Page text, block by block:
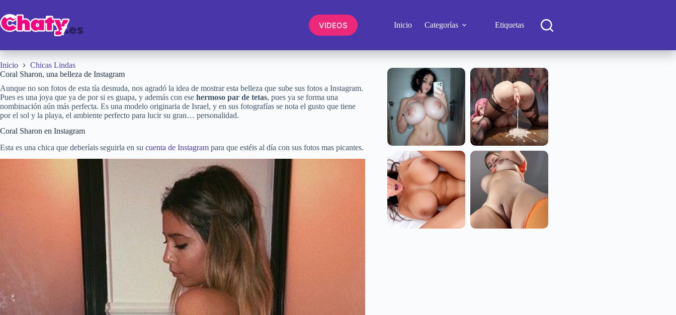
contenido
VIDEOS Inicio Categorías Etiquetas
Inicio
Chicas Lindas
Coral Sharon, una belleza de Instagram
Aunque no son fotos de esta tía desnuda, nos agradó la idea de mostrar esta belleza que sube sus fotos a Instagram.
Pues es una joya que ya de por si es guapa, y además con ese hermoso par de tetas, pues ya se forma una
nombinación aún más perfecta. Es una modelo originaria de Israel, y en sus fotografías se nota el gusto que tiene
por el sol y la playa, el ambiente perfecto para lucir su gran… personalidad.
Coral Sharon en Instagram
Esta es una chica que deberíais seguirla en su cuenta de Instagram para que estéis al día con sus fotos mas picantes.